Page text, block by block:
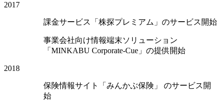
2017
課金サービス「株探プレミアム」のサービス開始
事業会社向け情報端末ソリューション
「MINKABU Corporate-Cue」の提供開始
2018
保険情報サイト「みんかぶ保険」 のサービス開
始